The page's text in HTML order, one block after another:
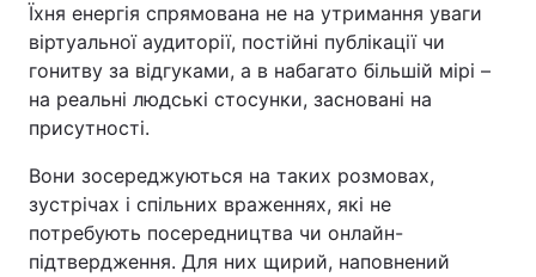
Їхня енергія спрямована не на утримання уваги
віртуальної аудиторії, постійні публікації чи
гонитву за відгуками, а в набагато більшій мірі –
на реальні людські стосунки, засновані на
присутності.
Вони зосереджуються на таких розмовах,
зустрічах і спільних враженнях, які не
потребують посередництва чи онлайн-
підтвердження. Для них щирий, наповнений